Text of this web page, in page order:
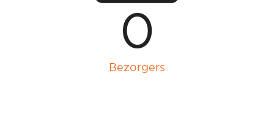
0
Bezorgers